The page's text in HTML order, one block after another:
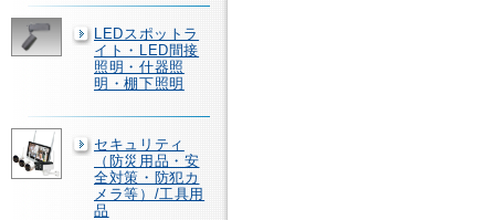
LEDスポットラ
イト・LED間接
照明・什器照
明・棚下照明
セキュリティ
（防災用品・安
全対策・防犯カ
メラ等）/工具用
品